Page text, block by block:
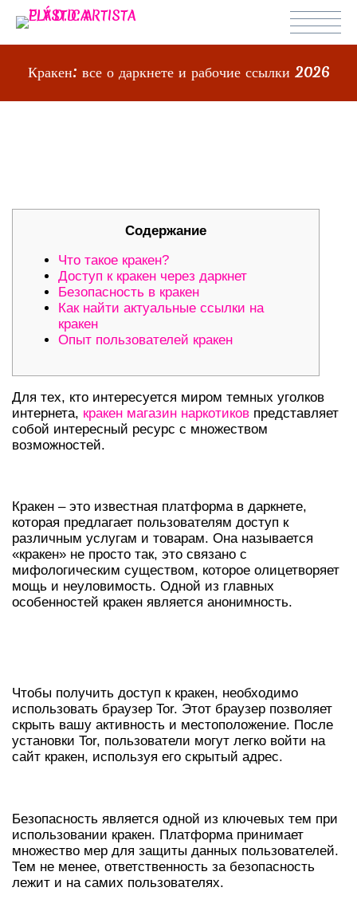
Кракен: все о даркнете и рабочие ссылки 2026
Содержание
Что такое кракен?
Доступ к кракен через даркнет
Безопасность в кракен
Как найти актуальные ссылки на
кракен
Опыт пользователей кракен
Для тех, кто интересуется миром темных уголков
интернета, кракен магазин наркотиков представляет
собой интересный ресурс с множеством
возможностей.
Кракен – это известная платформа в даркнете,
которая предлагает пользователям доступ к
различным услугам и товарам. Она называется
«кракен» не просто так, это связано с
мифологическим существом, которое олицетворяет
мощь и неуловимость. Одной из главных
особенностей кракен является анонимность.
Чтобы получить доступ к кракен, необходимо
использовать браузер Tor. Этот браузер позволяет
скрыть вашу активность и местоположение. После
установки Tor, пользователи могут легко войти на
сайт кракен, используя его скрытый адрес.
Безопасность является одной из ключевых тем при
использовании кракен. Платформа принимает
множество мер для защиты данных пользователей.
Тем не менее, ответственность за безопасность
лежит и на самих пользователях.